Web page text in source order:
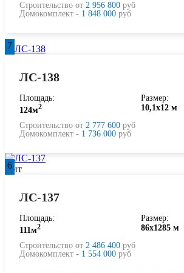
Строительство от 2 956 800 руб
Домокомплект - 1 848 000 руб
7
ЛС-138
Площадь:
124м2
Размер:
10,1х12 м
Строительство от 2 777 600 руб
Домокомплект - 1 736 000 руб
Хит
6
ЛС-137
Площадь:
111м2
Размер:
86х1285 м
Строительство от 2 486 400 руб
Домокомплект - 1 554 000 руб